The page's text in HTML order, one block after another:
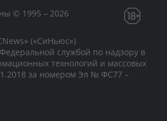
© 1995 – 2026
(«СиНьюс»)
службой по надзору в
технологий и массовых
за номером Эл № ФС77 –